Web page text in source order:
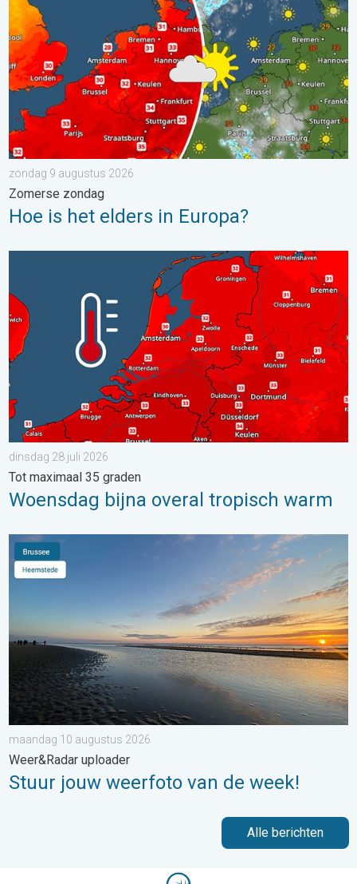
zondag 9 augustus 2026
Zomerse zondag
Hoe is het elders in Europa?
Woensdag bijna overal tropisch warm. Tot maximaal 35
dinsdag 28 juli 2026
Tot maximaal 35 graden
Woensdag bijna overal tropisch warm
Stuur jouw weerfoto van de week!. Weer&Radar uploader. . .
maandag 10 augustus 2026
Weer&Radar uploader
Stuur jouw weerfoto van de week!
Alle berichten